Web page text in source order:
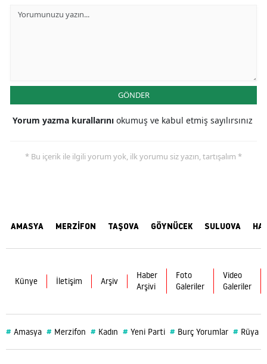
GÖNDER
Yorum yazma kurallarını okumuş ve kabul etmiş sayılırsınız
* Bu içerik ile ilgili yorum yok, ilk yorumu siz yazın, tartışalım *
AMASYA MERZİFON TAŞOVA GÖYNÜCEK SULUOVA
Künye İletişim Arşiv
Haber
Arşivi
Foto
Galeriler
Video
Galeriler
# Amasya # Merzifon # Kadın # Yeni Parti # Burç Yorumlar # Rüya